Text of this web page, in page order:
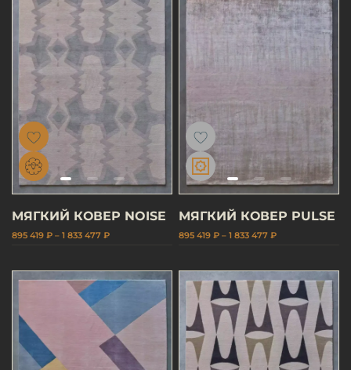
МЯГКИЙ КОВЕР NOISE
895 419 ₽ – 1 833 477 ₽
МЯГКИЙ КОВЕР PULSE
895 419 ₽ – 1 833 477 ₽